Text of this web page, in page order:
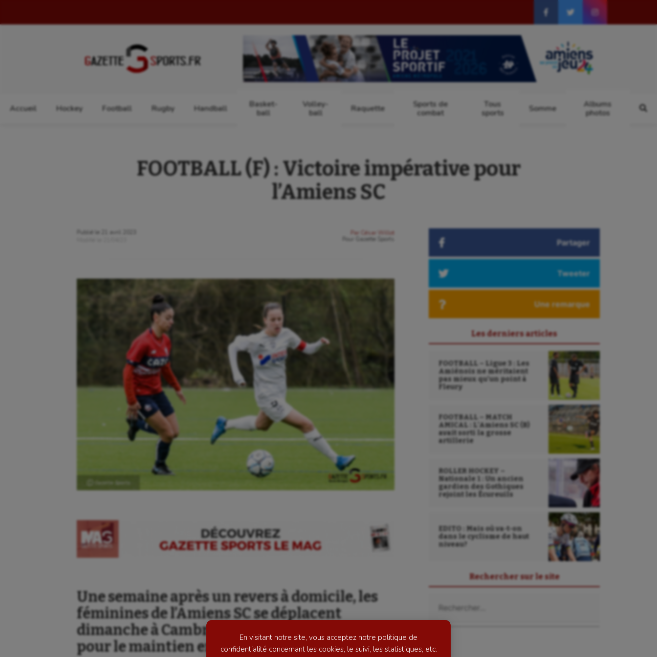
En visitant notre site, vous acceptez notre politique de
confidentialité concernant les cookies, le suivi, les statistiques, etc.
Accueil Hockey Football Rugby Handball
Basket-
ball
Volley-
ball
Raquette
Sports de
combat
Tous
sports
Somme
Albums
photos
Aéronautique
Aviron
Balle à la main
Ballon au poing
Danse
Escrime
Fitness
Flag football
Moto
Natation artistique
Sarbacane
Sport adapté
Sport handicap
FOOTBALL (F) : Victoire impérative pour
l’Amiens SC
Publié le
21 avril 2023
Par
César Willot
Gazette Sports
Ⓒ Gazette Sports
Une semaine après un revers à domicile, les
féminines de l’Amiens SC se déplacent
dimanche à Cambrai dans un match capital
pour le maintien en R1.
Partager
Tweeter
Une remarque
Les derniers articles
FOOTBALL – Ligue 3 : Les
Amiénois ne méritaient
pas mieux qu’un point à
Fleury
FOOTBALL – MATCH
AMICAL : L’Amiens SC (B)
avait sorti la grosse
artillerie
ROLLER HOCKEY –
Nationale 1 : Un ancien
gardien des Gothiques
rejoint les Écureuils
EDITO : Mais où va-t-on
dans le cyclisme de haut
niveau?
Rechercher sur le site